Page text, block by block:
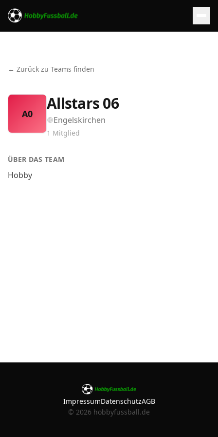
← Zurück zu Teams finden
A0
Allstars 06
Engelskirchen
1 Mitglied
ÜBER DAS TEAM
Hobby
ImpressumDatenschutzAGB
© 2026 hobbyfussball.de